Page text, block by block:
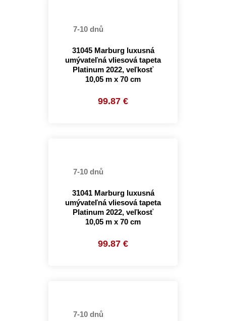
7-10 dnů
31045 Marburg luxusná
umývateľná vliesová tapeta
Platinum 2022, veľkosť
10,05 m x 70 cm
99.87 €
7-10 dnů
31041 Marburg luxusná
umývateľná vliesová tapeta
Platinum 2022, veľkosť
10,05 m x 70 cm
99.87 €
7-10 dnů